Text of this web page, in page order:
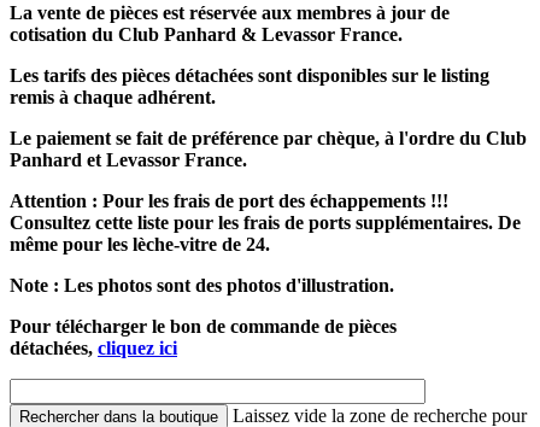
La vente de pièces est réservée aux membres à jour de
cotisation du Club Panhard & Levassor France.
Les tarifs des pièces détachées sont disponibles sur le listing
remis à chaque adhérent.
Le paiement se fait de préférence par chèque, à l'ordre du Club
Panhard et Levassor France.
Attention : Pour les frais de port des échappements !!!
Consultez cette liste pour les frais de ports supplémentaires. De
même pour les lèche-vitre de 24.
Note : Les photos sont des photos d'illustration.
Pour télécharger le bon de commande de pièces
détachées, cliquez ici
Laissez vide la zone de recherche pour